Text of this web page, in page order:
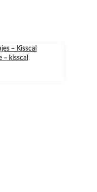
– Kisscal
– kisscal